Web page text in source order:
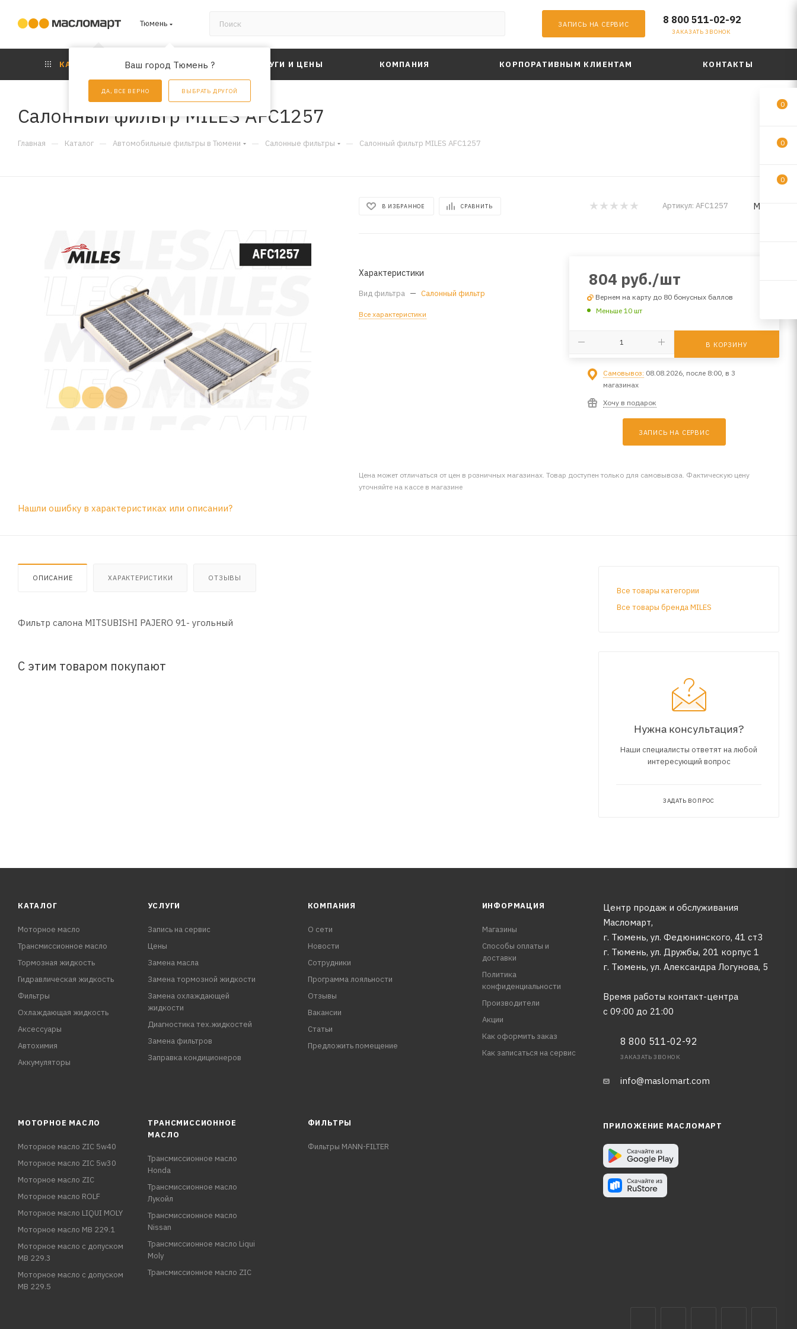
Тюмень
Ваш город Тюмень ?
ДА, ВСЕ ВЕРНО ВЫБРАТЬ ДРУГОЙ
ЗАПИСЬ НА СЕРВИС 8 800 511-02-92
ЗАКАЗАТЬ ЗВОНОК
КАТАЛОГ АКЦИИ УСЛУГИ И ЦЕНЫ КОМПАНИЯ КОРПОРАТИВНЫМ КЛИЕНТАМ КОНТАКТЫ
Салонный фильтр MILES AFC1257
Главная — Каталог — Автомобильные фильтры в Тюмени — Салонные фильтры — Салонный фильтр MILES AFC1257
В ИЗБРАННОЕ СРАВНИТЬ Артикул: AFC1257 MILES
Характеристики
Вид фильтра — Салонный фильтр
Все характеристики
804 руб./шт
Вернем на карту до 80 бонусных баллов
Меньше 10 шт
В КОРЗИНУ
Самовывоз: 08.08.2026, после 8:00, в 3
магазинах
Хочу в подарок
ЗАПИСЬ НА СЕРВИС
Цена может отличаться от цен в розничных магазинах. Товар доступен только для самовывоза. Фактическую цену
уточняйте на кассе в магазине
Нашли ошибку в характеристиках или описании?
ОПИСАНИЕ ХАРАКТЕРИСТИКИ ОТЗЫВЫ
Фильтр салона MITSUBISHI PAJERO 91- угольный
С этим товаром покупают
Все товары категории
Все товары бренда MILES
Нужна консультация?
Наши специалисты ответят на любой
интересующий вопрос
ЗАДАТЬ ВОПРОС
КАТАЛОГ
Моторное масло
Трансмиссионное масло
Тормозная жидкость
Гидравлическая жидкость
Фильтры
Охлаждающая жидкость
Аксессуары
Автохимия
Аккумуляторы
УСЛУГИ
Запись на сервис
Цены
Замена масла
Замена тормозной жидкости
Замена охлаждающей
жидкости
Диагностика тех.жидкостей
Замена фильтров
Заправка кондиционеров
КОМПАНИЯ
О сети
Новости
Сотрудники
Программа лояльности
Отзывы
Вакансии
Статьи
Предложить помещение
ИНФОРМАЦИЯ
Магазины
Способы оплаты и
доставки
Политика
конфиденциальности
Производители
Акции
Как оформить заказ
Как записаться на сервис
Центр продаж и обслуживания
Масломарт,
г. Тюмень, ул. Федюнинского, 41 ст3
г. Тюмень, ул. Дружбы, 201 корпус 1
г. Тюмень, ул. Александра Логунова, 5
Время работы контакт-центра
с 09:00 до 21:00
8 800 511-02-92
ЗАКАЗАТЬ ЗВОНОК
info@maslomart.com
МОТОРНОЕ МАСЛО
Моторное масло ZIC 5w40
Моторное масло ZIC 5w30
Моторное масло ZIC
Моторное масло ROLF
Моторное масло LIQUI MOLY
Моторное масло MB 229.1
Моторное масло с допуском
MB 229.3
Моторное масло с допуском
MB 229.5
ТРАНСМИССИОННОЕ
МАСЛО
Трансмиссионное масло
Honda
Трансмиссионное масло
Лукойл
Трансмиссионное масло
Nissan
Трансмиссионное масло Liqui
Moly
Трансмиссионное масло ZIC
ФИЛЬТРЫ
Фильтры MANN-FILTER
ПРИЛОЖЕНИЕ МАСЛОМАРТ
0
0
0